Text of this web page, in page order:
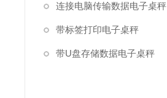
连接电脑传输数据电子桌秤
带标签打印电子桌秤
带U盘存储数据电子桌秤